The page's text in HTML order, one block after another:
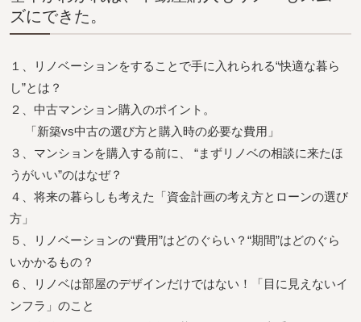
ズにできた。
１、リノベーションをすることで手に入れられる“快適な暮ら
し”とは？
２、中古マンション購入のポイント。
「新築vs中古の選び方と購入時の必要な費用」
３、マンションを購入する前に、 “まずリノベの相談に来たほ
うがいい”のはなぜ？
４、将来の暮らしも考えた「資金計画の考え方とローンの選び
方」
５、リノベーションの“費用”はどのぐらい？“期間”はどのぐら
いかかるもの？
６、リノベは部屋のデザインだけではない！「目に見えないイ
ンフラ」のこと